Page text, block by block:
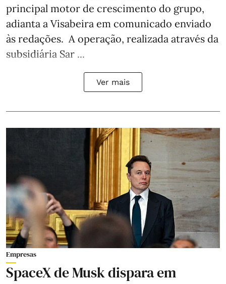
principal motor de crescimento do grupo,
adianta a Visabeira em comunicado enviado
às redações. A operação, realizada através da
subsidiária Sar ...
Ver mais
Empresas
SpaceX de Musk dispara em